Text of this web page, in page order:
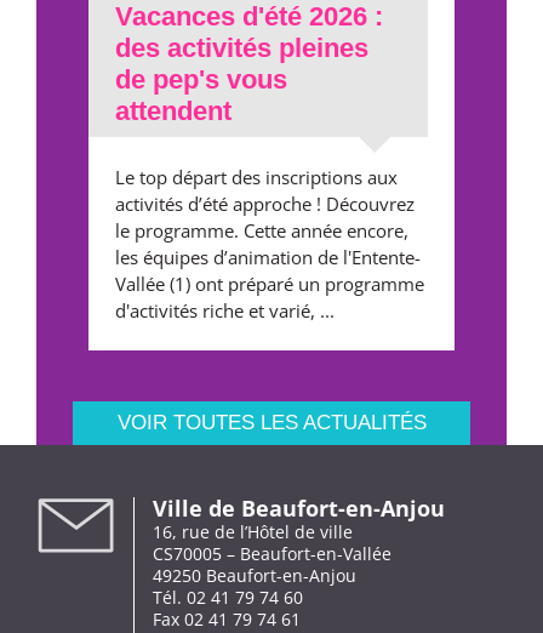
Vacances d'été 2026 :
des activités pleines
de pep's vous
attendent
Le top départ des inscriptions aux
activités d’été approche ! Découvrez
le programme. Cette année encore,
les équipes d’animation de l'Entente-
Vallée (1) ont préparé un programme
d'activités riche et varié, ...
VOIR TOUTES LES ACTUALITÉS
Ville de Beaufort-en-Anjou
16, rue de l’Hôtel de ville
CS70005 – Beaufort-en-Vallée
49250 Beaufort-en-Anjou
Tél. 02 41 79 74 60
Fax 02 41 79 74 61